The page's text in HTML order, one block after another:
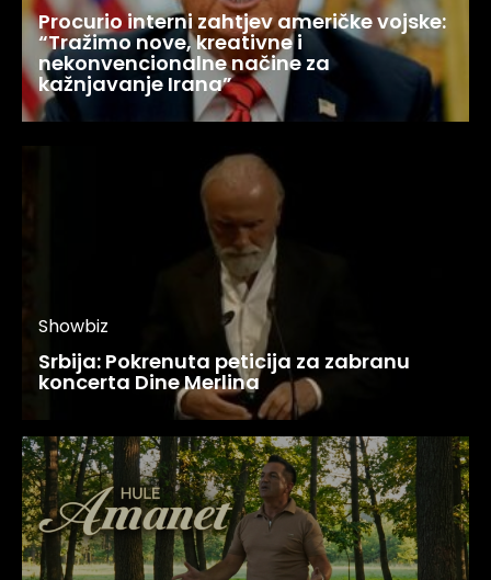
Procurio interni zahtjev američke vojske:
“Tražimo nove, kreativne i
nekonvencionalne načine za
kažnjavanje Irana”
Showbiz
Srbija: Pokrenuta peticija za zabranu
koncerta Dine Merlina